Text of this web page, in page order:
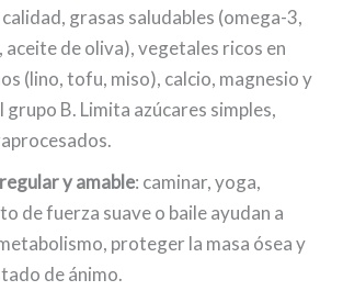
grasas saludables (omega-3,
de oliva), vegetales ricos en
(lino, tofu, miso), calcio, magnesio y
B. Limita azúcares simples,
y amable: caminar, yoga,
de fuerza suave o baile ayudan a
proteger la masa ósea y
de ánimo.